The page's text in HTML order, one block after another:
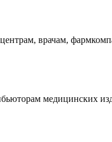
врачам,
медицинских